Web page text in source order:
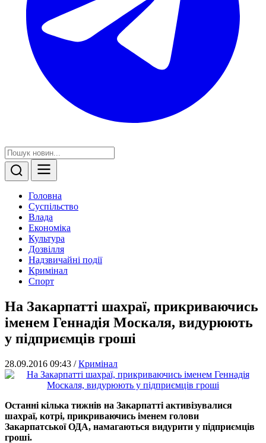
Головна
Суспільство
Влада
Економіка
Культура
Дозвілля
Надзвичайні події
Кримінал
Спорт
На Закарпатті шахраї, прикриваючись
іменем Геннадія Москаля, видурюють
у підприємців гроші
28.09.2016 09:43 /Кримінал
Останні кілька тижнів на Закарпатті активізувалися
шахраї, котрі, прикриваючись іменем голови
Закарпатської ОДА, намагаються видурити у підприємців
гроші.